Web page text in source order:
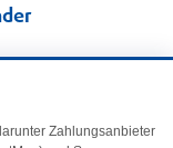
Zahlungsanbieter